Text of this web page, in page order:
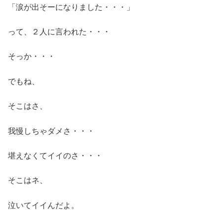
「涙が出そーになりました・・・」
って、２人に言われた・・・
そっか・・・
でもね、
そこはさ、
我慢しちゃダメさ・・・
堪えなくてイイのさ・・・
そこはネ、
泣いてイイんだよ。